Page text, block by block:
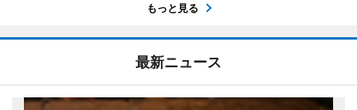
もっと見る
最新ニュース